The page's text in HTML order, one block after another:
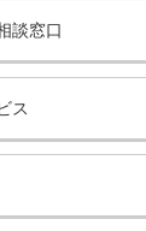
談窓口
ス